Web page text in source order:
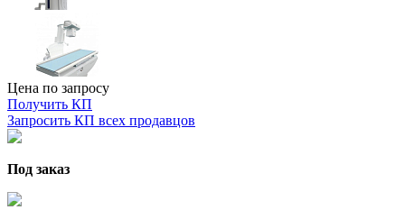
Цена по запросу
Получить КП
Запросить КП всех продавцов
Под заказ